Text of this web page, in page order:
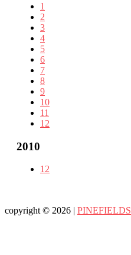
1
2
3
4
5
6
7
8
9
10
11
12
2010
12
copyright © 2026 | PINEFIELDS